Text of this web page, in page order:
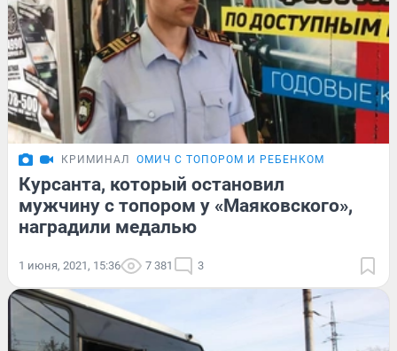
КРИМИНАЛ ОМИЧ С ТОПОРОМ И РЕБЕНКОМ
Курсанта, который остановил
мужчину с топором у «Маяковского»,
наградили медалью
1 июня, 2021, 15:36 7 381 3